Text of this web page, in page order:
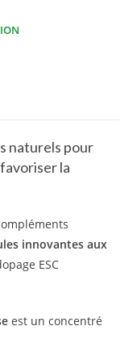
naturels pour
la
innovantes aux
ESC
est un concentré